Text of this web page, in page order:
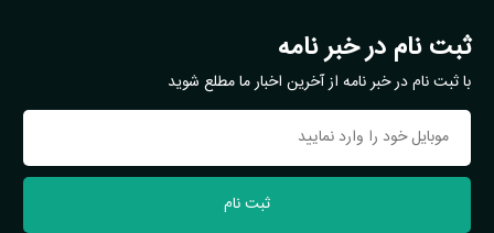
ثبت نام در خبر نامه
با ثبت نام در خبر نامه از آخرین اخبار ما مطلع شوید
ثبت نام